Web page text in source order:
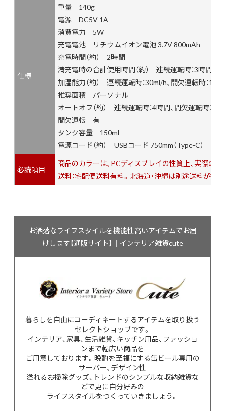
仕様
重量 140g
電源 DC5V 1A
消費電力 5W
充電電池 リチウムイオン電池 3.7V 800mAh
充電時間（約） 2時間
満充電時の合計使用時間（約） 連続運転時：3時間、
加湿能力（約） 連続運転時：30ml/h、間欠運転時：
推奨面積 パーソナル
オートオフ（約） 連続運転時：4時間、間欠運転時：8
間欠運転 有
タンク容量 150ml
電源コード（約） USBコード 750mm（Type-C）
必読項目
商品のカラーは、PCディスプレイの性質上、実際の
送料：宅配便送料有料。北海道・沖縄は別途送料が掛
お洒落なライフスタイルを機能性高いアイテムでお届
けします【通販サイト】｜インテリア雑貨cute
暮らしを自由にコーディネートするアイテムを取り扱う
セレクトショップです。
インテリア、家具、生活雑貨、キッチン用品、ファッショ
ンまで幅広い商品を
ご用意しております。晩酌を至福にする缶ビール専用の
サーバー、デザイン性
溢れるお掃除グッズ、トレンドのシンプルな収納雑貨な
どで更に自分好みの
ライフスタイルをつくっていきましょう。